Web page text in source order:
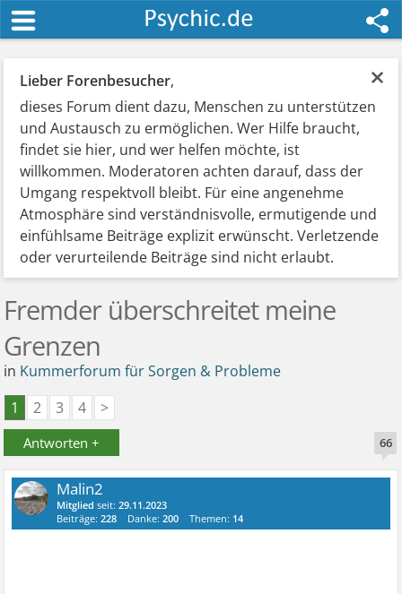
×
Lieber Forenbesucher,
dieses Forum dient dazu, Menschen zu unterstützen
und Austausch zu ermöglichen. Wer Hilfe braucht,
findet sie hier, und wer helfen möchte, ist
willkommen. Moderatoren achten darauf, dass der
Umgang respektvoll bleibt. Für eine angenehme
Atmosphäre sind verständnisvolle, ermutigende und
einfühlsame Beiträge explizit erwünscht. Verletzende
oder verurteilende Beiträge sind nicht erlaubt.
Fremder überschreitet meine
Grenzen
in Kummerforum für Sorgen & Probleme
1
2 3 4 >
Antworten + 66
Malin2
Mitglied seit:29.11.2023
Beiträge:228 Danke:200 Themen: 14